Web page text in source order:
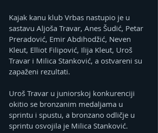
Kajak kanu klub Vrbas nastupio je u
sastavu Aljoša Travar, Anes Šudić, Petar
Preradović, Emir Abdihodžić, Neven
Kleut, Elliot Filipović, Ilija Kleut, Uroš
Travar i Milica Stanković, a ostvareni su
zapaženi rezultati.
Uroš Travar u juniorskoj konkurenciji
okitio se bronzanim medaljama u
sprintu i spustu, a bronzano odličje u
sprintu osvojila je Milica Stanković.